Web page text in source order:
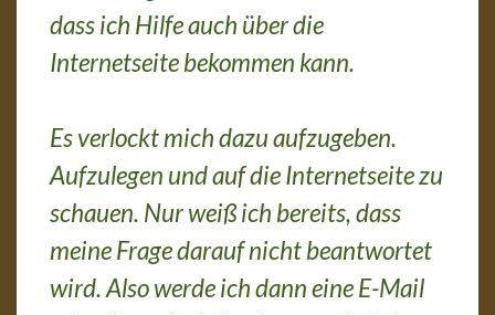
dass ich Hilfe auch über die
Internetseite bekommen kann.
Es verlockt mich dazu aufzugeben.
Aufzulegen und auf die Internetseite zu
schauen. Nur weiß ich bereits, dass
meine Frage darauf nicht beantwortet
wird. Also werde ich dann eine E-Mail